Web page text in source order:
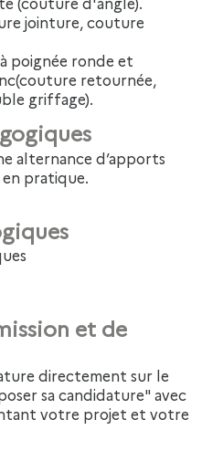
jointure, couture
poignée ronde et
retournée,
griffage).
pratique.
et de
sa candidature" avec
votre projet et votre